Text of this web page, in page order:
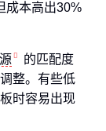
成本高出30%
的匹配度
整。有些低
时容易出现